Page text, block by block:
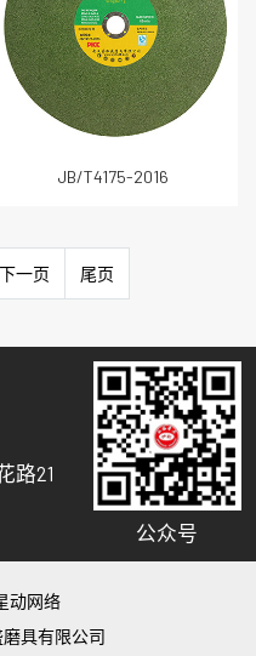
JB/T4175-2016
下一页 尾页
路21
公众号
动网络
具有限公司